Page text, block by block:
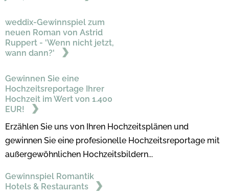
weddix-Gewinnspiel zum
neuen Roman von Astrid
Ruppert - 'Wenn nicht jetzt,
wann dann?'
Gewinnen Sie eine
Hochzeitsreportage Ihrer
Hochzeit im Wert von 1.400
EUR!
Erzählen Sie uns von Ihren Hochzeitsplänen und
gewinnen Sie eine profesionelle Hochzeitsreportage mit
außergewöhnlichen Hochzeitsbildern...
Gewinnspiel Romantik
Hotels & Restaurants